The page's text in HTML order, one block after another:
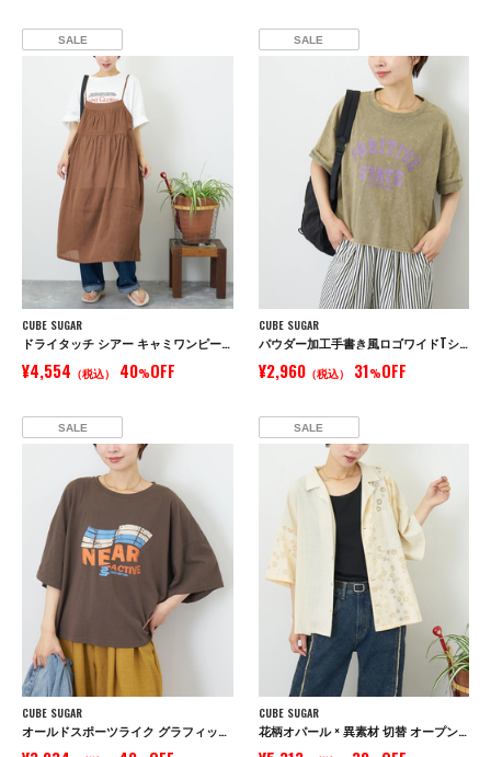
SALE
CUBE SUGAR
ドライタッチ シアー キャミワンピース
¥4,554 （税込） 40%OFF
SALE
CUBE SUGAR
パウダー加工手書き風ロゴワイドTシャツ
¥2,960（税込） 31%OFF
SALE
CUBE SUGAR
オールドスポーツライク グラフィックロゴ ワイド Tシャツ
SALE
CUBE SUGAR
花柄オパール × 異素材 切替 オープンカラー シャツ